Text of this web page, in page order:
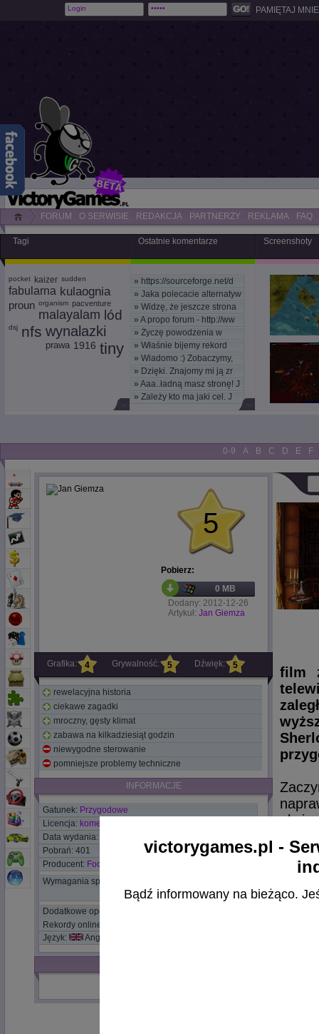
PAMIĘTAJ
FORUM O SERWISIE REDAKCJA PARTNERZY REKLAMA FAQ
Tagi Ostatnie komentarze Screenshoty
pocket kaizer sudden
fabularna kulaognia
proun organism pacventure
malayalam lód
dsj nfs wynalazki
prawa 1916 tiny
» https://sourceforge.net/d
» Jaka polecacie alternatyw
» Widzę, że jeszcze strona
» A propo forum - http://ww
» Życzę powodzenia w
nowym
» Właśnie bijemy rekord
kom
» Wiadomo :) Zobaczymy,
moż
» Dzięki. Znajomy mi ją zr
» Aaa..ładną masz stronę! J
» Zależy kto ma jaki cel. J
0-9 A B C D E F
5
Pobierz:
0 MB
Dodany: 2012-12-26
Artykuł: Jan Giemza
Grafika: 4 Grywalność: 5 Dźwięk: 5
rewelacyjna historia
ciekawe zagadki
mroczny, gęsty klimat
zabawa na kilkadziesiąt godzin
niewygodne sterowanie
pomniejsze problemy techniczne
INFORMACJE
Gatunek: Przygodowe
Licencja: komercyjna
Data wydania:
Pobrań: 401
Producent: Focus Home Interactive
Wymagania sprzętowe:
Dodatkowe opcje:
Rekordy online
Język:
Angielski
film
kiedy
Nie
victorygames.pl -
Bądź informowany na bieżąco.